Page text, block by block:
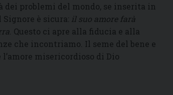
problemi del mondo, se inserita in
è sicura: il suo amore farà
. Questo ci apre alla fiducia e alla
che incontriamo. Il seme del bene e
misericordioso di Dio